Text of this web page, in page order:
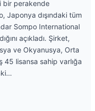
bir perakende
Japonya dışındaki tüm
Sompo International
açıkladı. Şirket,
ve Okyanusya, Orta
45 lisansa sahip varlığa